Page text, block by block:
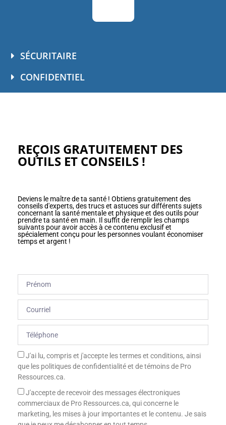
SÉCURITAIRE
CONFIDENTIEL
REÇOIS GRATUITEMENT DES
OUTILS ET CONSEILS !
Deviens le maître de ta santé ! Obtiens gratuitement des
conseils d'experts, des trucs et astuces sur différents sujets
concernant la santé mentale et physique et des outils pour
prendre ta santé en main. Il suffit de remplir les champs
suivants pour avoir accès à ce contenu exclusif et
spécialement conçu pour les personnes voulant économiser
temps et argent !
J'ai lu, compris et j'accepte les termes et conditions, ainsi
que les politiques de confidentialité et de témoins de Pro
Ressources.ca.
J'accepte de recevoir des messages électroniques
commerciaux de Pro Ressources.ca, qui concerne le
marketing, les mises à jour importantes et le contenu. Je sais